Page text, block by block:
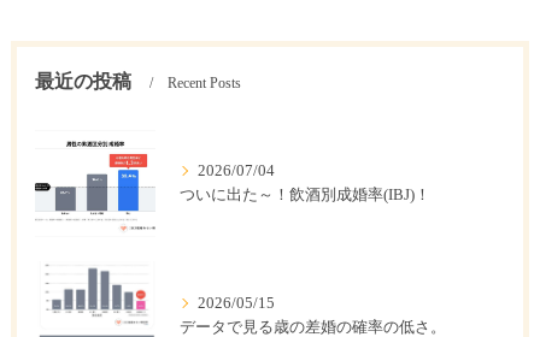
最近の投稿 Recent Posts
2026/07/04
ついに出た～！飲酒別成婚率(IBJ)！
2026/05/15
データで見る歳の差婚の確率の低さ。